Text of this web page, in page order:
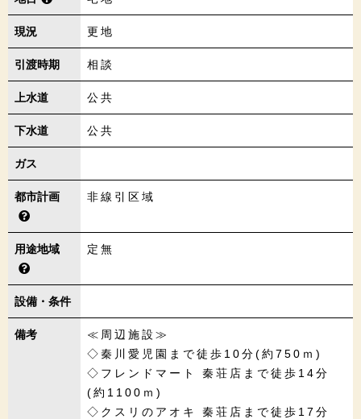
現況 更地
引渡時期 相談
上水道 公共
下水道 公共
ガス
都市計画 非線引区域
用途地域 定無
設備・条件
備考
≪周辺施設≫
◇秦川愛児園まで徒歩10分(約750ｍ)
◇フレンドマート 秦荘店まで徒歩14分
(約1100ｍ)
◇クスリのアオキ 秦荘店まで徒歩17分